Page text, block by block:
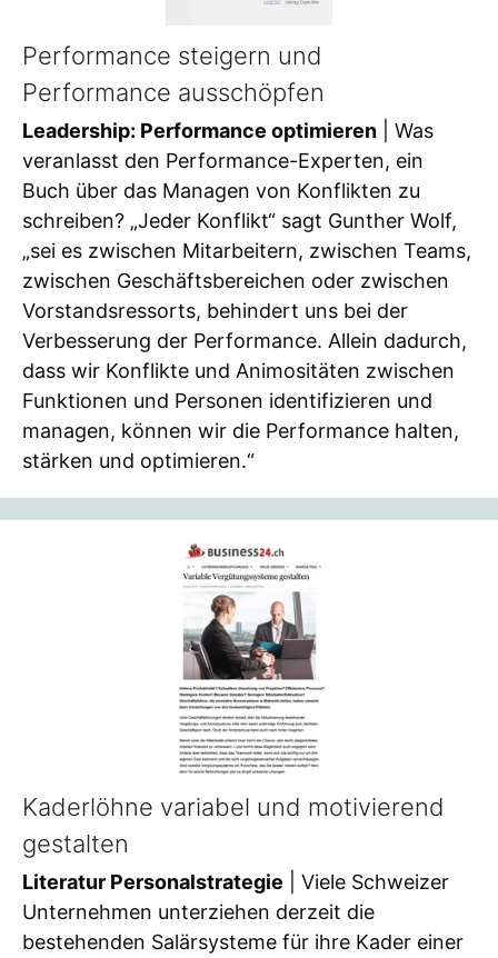
Performance steigern und
Performance ausschöpfen
Leadership: Performance optimieren | Was
veranlasst den Performance-Experten, ein
Buch über das Managen von Konflikten zu
schreiben? „Jeder Konflikt“ sagt Gunther Wolf,
„sei es zwischen Mitarbeitern, zwischen Teams,
zwischen Geschäftsbereichen oder zwischen
Vorstandsressorts, behindert uns bei der
Verbesserung der Performance. Allein dadurch,
dass wir Konflikte und Animositäten zwischen
Funktionen und Personen identifizieren und
managen, können wir die Performance halten,
stärken und optimieren.“
Kaderlöhne variabel und motivierend
gestalten
Literatur Personalstrategie | Viele Schweizer
Unternehmen unterziehen derzeit die
bestehenden Salärsysteme für ihre Kader einer